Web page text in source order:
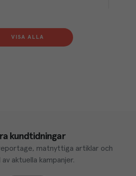
VISA ALLA
kundtidningar
matnyttiga artiklar och
aktuella kampanjer.